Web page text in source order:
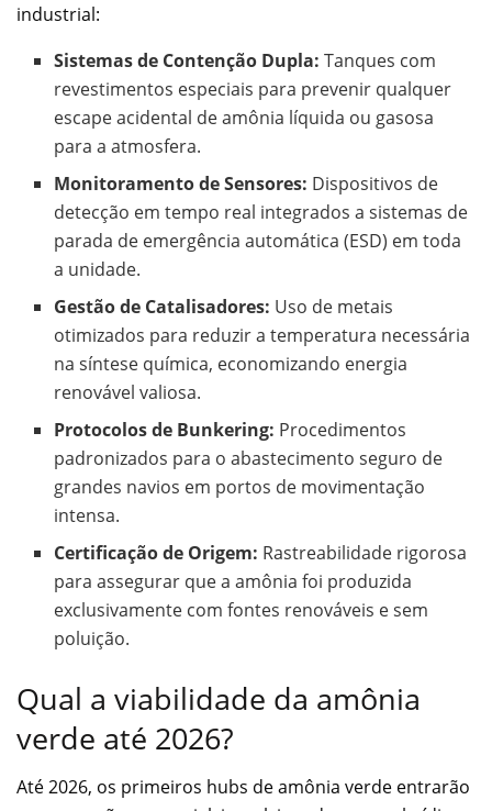
industrial:
Sistemas de Contenção Dupla: Tanques com
revestimentos especiais para prevenir qualquer
escape acidental de amônia líquida ou gasosa
para a atmosfera.
Monitoramento de Sensores: Dispositivos de
detecção em tempo real integrados a sistemas de
parada de emergência automática (ESD) em toda
a unidade.
Gestão de Catalisadores: Uso de metais
otimizados para reduzir a temperatura necessária
na síntese química, economizando energia
renovável valiosa.
Protocolos de Bunkering: Procedimentos
padronizados para o abastecimento seguro de
grandes navios em portos de movimentação
intensa.
Certificação de Origem: Rastreabilidade rigorosa
para assegurar que a amônia foi produzida
exclusivamente com fontes renováveis e sem
poluição.
Qual a viabilidade da amônia
verde até 2026?
Até 2026, os primeiros hubs de amônia verde entrarão